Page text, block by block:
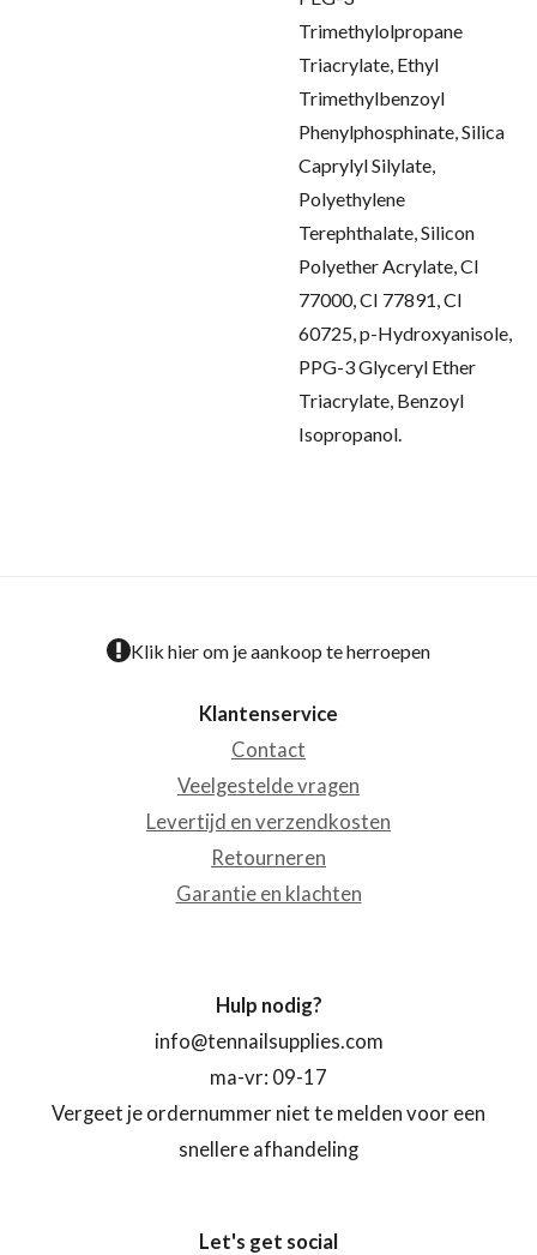
Trimethylolpropane
Triacrylate, Ethyl
Trimethylbenzoyl
Phenylphosphinate, Silica
Caprylyl Silylate,
Polyethylene
Terephthalate, Silicon
Polyether Acrylate, CI
77000, CI 77891, CI
60725, p-Hydroxyanisole,
PPG-3 Glyceryl Ether
Triacrylate, Benzoyl
Isopropanol.
Klik hier om je aankoop te herroepen
Klantenservice
Contact
Veelgestelde vragen
Levertijd en verzendkosten
Retourneren
Garantie en klachten
Hulp nodig?
info@tennailsupplies.com
ma-vr: 09-17
Vergeet je ordernummer niet te melden voor een
snellere afhandeling
Let's get social